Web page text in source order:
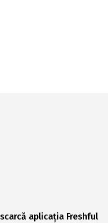
aplicația Freshful